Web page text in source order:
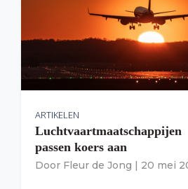
ARTIKELEN
Luchtvaartmaatschappijen
passen koers aan
Door Fleur de Jong | 20 mei